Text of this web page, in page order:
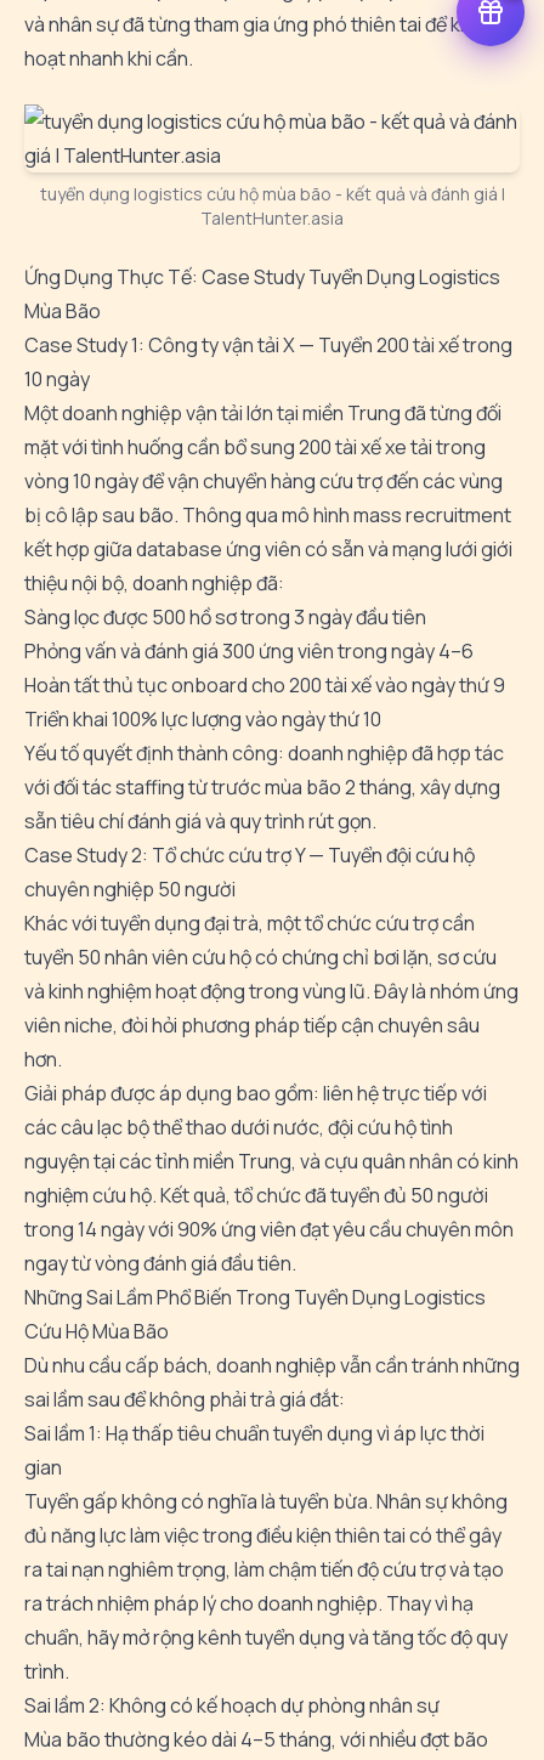
và nhân sự đã từng tham gia ứng phó thiên tai để kích
hoạt nhanh khi cần.
tuyển dụng logistics cứu hộ mùa bão - kết quả và đánh giá |
TalentHunter.asia
Ứng Dụng Thực Tế: Case Study Tuyển Dụng Logistics
Mùa Bão
Case Study 1: Công ty vận tải X — Tuyển 200 tài xế trong
10 ngày
Một doanh nghiệp vận tải lớn tại miền Trung đã từng đối
mặt với tình huống cần bổ sung 200 tài xế xe tải trong
vòng 10 ngày để vận chuyển hàng cứu trợ đến các vùng
bị cô lập sau bão. Thông qua mô hình mass recruitment
kết hợp giữa database ứng viên có sẵn và mạng lưới giới
thiệu nội bộ, doanh nghiệp đã:
Sàng lọc được 500 hồ sơ trong 3 ngày đầu tiên
Phỏng vấn và đánh giá 300 ứng viên trong ngày 4–6
Hoàn tất thủ tục onboard cho 200 tài xế vào ngày thứ 9
Triển khai 100% lực lượng vào ngày thứ 10
Yếu tố quyết định thành công: doanh nghiệp đã hợp tác
với đối tác staffing từ trước mùa bão 2 tháng, xây dựng
sẵn tiêu chí đánh giá và quy trình rút gọn.
Case Study 2: Tổ chức cứu trợ Y — Tuyển đội cứu hộ
chuyên nghiệp 50 người
Khác với tuyển dụng đại trà, một tổ chức cứu trợ cần
tuyển 50 nhân viên cứu hộ có chứng chỉ bơi lặn, sơ cứu
và kinh nghiệm hoạt động trong vùng lũ. Đây là nhóm ứng
viên niche, đòi hỏi phương pháp tiếp cận chuyên sâu
hơn.
Giải pháp được áp dụng bao gồm: liên hệ trực tiếp với
các câu lạc bộ thể thao dưới nước, đội cứu hộ tình
nguyện tại các tỉnh miền Trung, và cựu quân nhân có kinh
nghiệm cứu hộ. Kết quả, tổ chức đã tuyển đủ 50 người
trong 14 ngày với 90% ứng viên đạt yêu cầu chuyên môn
ngay từ vòng đánh giá đầu tiên.
Những Sai Lầm Phổ Biến Trong Tuyển Dụng Logistics
Cứu Hộ Mùa Bão
Dù nhu cầu cấp bách, doanh nghiệp vẫn cần tránh những
sai lầm sau để không phải trả giá đắt:
Sai lầm 1: Hạ thấp tiêu chuẩn tuyển dụng vì áp lực thời
gian
Tuyển gấp không có nghĩa là tuyển bừa. Nhân sự không
đủ năng lực làm việc trong điều kiện thiên tai có thể gây
ra tai nạn nghiêm trọng, làm chậm tiến độ cứu trợ và tạo
ra trách nhiệm pháp lý cho doanh nghiệp. Thay vì hạ
chuẩn, hãy mở rộng kênh tuyển dụng và tăng tốc độ quy
trình.
Sai lầm 2: Không có kế hoạch dự phòng nhân sự
Mùa bão thường kéo dài 4–5 tháng, với nhiều đợt bão